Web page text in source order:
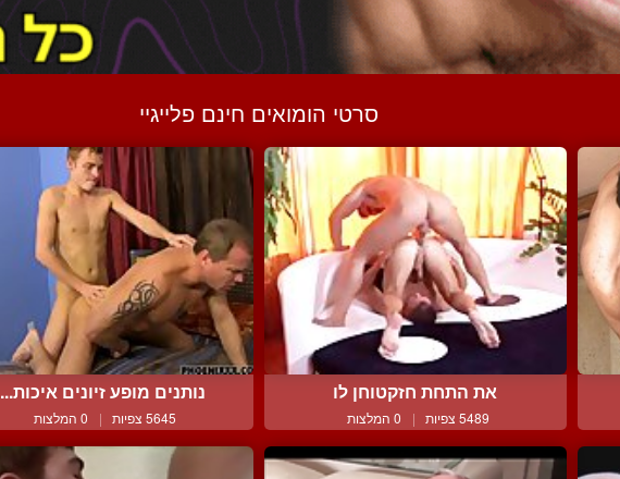
סרטי הומואים חינם פלייגיי
את התחת חזקטוחן לו
5489 צפיות | 0 המלצות
נותנים מופע זיונים איכות...
5645 צפיות | 0 המלצות